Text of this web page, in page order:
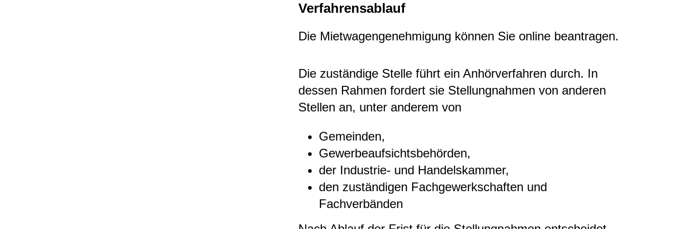
Verfahrensablauf
Die Mietwagengenehmigung können Sie online beantragen.
Die zuständige Stelle führt ein Anhörverfahren durch. In
dessen Rahmen fordert sie Stellungnahmen von anderen
Stellen an, unter anderem von
Gemeinden,
Gewerbeaufsichtsbehörden,
der Industrie- und Handelskammer,
den zuständigen Fachgewerkschaften und
Fachverbänden